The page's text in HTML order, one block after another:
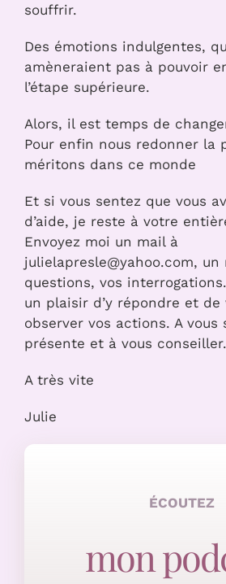
souffrir.
Des émotions indulgentes,
amèneraient pas à pouvoir
l’étape supérieure.
Alors, il est temps de
Pour enfin nous redonner la
méritons dans ce monde
Et si vous sentez que vous
d’aide, je reste à votre
Envoyez moi un mail à
julielapresle@yahoo.com, un
questions, vos
un plaisir d’y répondre et de
observer vos actions. A vous
présente et à vous conseiller.
A très vite
Julie
ÉCOUTEZ
mon